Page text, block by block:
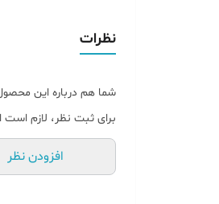
نظرات
شما هم درباره این
برای ثبت نظر، لازم است
افزودن نظر